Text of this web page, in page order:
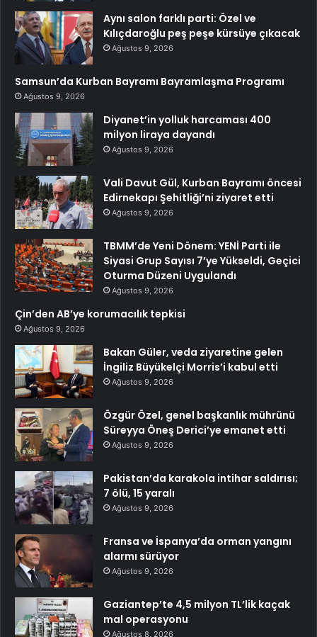
Aynı salon farklı parti: Özel ve
Kılıçdaroğlu peş peşe kürsüye çıkacak
Ağustos 9, 2026
Samsun’da Kurban Bayramı Bayramlaşma Programı
Ağustos 9, 2026
Diyanet’in yolluk harcaması 400
milyon liraya dayandı
Ağustos 9, 2026
Vali Davut Gül, Kurban Bayramı öncesi
Edirnekapı Şehitliği’ni ziyaret etti
Ağustos 9, 2026
TBMM’de Yeni Dönem: YENİ Parti ile
Siyasi Grup Sayısı 7’ye Yükseldi, Geçici
Oturma Düzeni Uygulandı
Ağustos 9, 2026
Çin’den AB’ye korumacılık tepkisi
Ağustos 9, 2026
Bakan Güler, veda ziyaretine gelen
İngiliz Büyükelçi Morris’i kabul etti
Ağustos 9, 2026
Özgür Özel, genel başkanlık mührünü
Süreyya Öneş Derici’ye emanet etti
Ağustos 9, 2026
Pakistan’da karakola intihar saldırısı;
7 ölü, 15 yaralı
Ağustos 9, 2026
Fransa ve İspanya’da orman yangını
alarmı sürüyor
Ağustos 9, 2026
Gaziantep’te 4,5 milyon TL’lik kaçak
mal operasyonu
Ağustos 8, 2026